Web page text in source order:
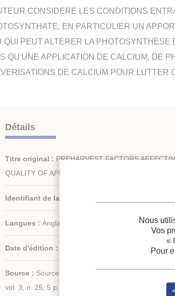
CONSIDERE LES CONDITIONS
EN PARTICULIER UN
QUI PEUT ALTERER LA
QU'UNE APPLICATION DE CALCIUM, DE
DE CALCIUM POUR LUTTER
Détails
Titre original : PREHARVEST FACTORS
QUALITY OF APPLES.
Identifiant de la fiche :
Langues : Anglais
Date d'édition :
Source : Source : Frigair '86, Pretoria
vol. 3; n. 25; 5 p.; 2 fig.; 2 tabl.
Nous
Vos
«
Pour